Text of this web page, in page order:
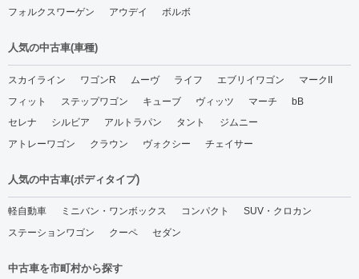
フォルクスワーゲン
アウデイ ボルボ
人気の中古車(車種)
スカイライン ワゴンR ムーヴ ライフ エブリイワゴン
マークII
フィット
ステップワゴン キューブ ヴィッツ マーチ
bB
セレナ
シルビア アルトラパン タント
ジムニー
アトレーワゴン
クラウン ヴォクシー チェイサー
人気の中古車(ボディタイプ)
軽自動車 ミニバン・ワンボックス コンパクト
SUV・クロカン
ステーションワゴン
クーペ セダン
中古車を市町村から探す